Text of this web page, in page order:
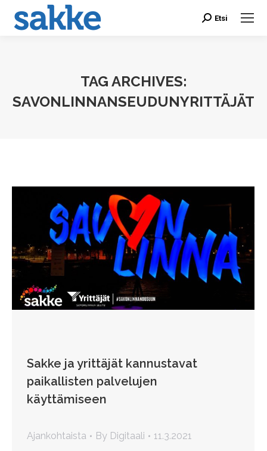
Search:
Etsi
TAG ARCHIVES:
SAVONLINNANSEUDUNYRITTÄJÄT
Sakke ja yrittäjät kannustavat
paikallisten palvelujen
käyttämiseen
Ajankohtaista By Digitaali 11.3.2021